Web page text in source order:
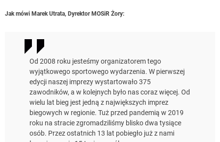
Jak mówi Marek Utrata, Dyrektor MOSiR Żory:
Od 2008 roku jesteśmy organizatorem tego
wyjątkowego sportowego wydarzenia. W pierwszej
edycji naszej imprezy wystartowało 375
zawodników, a w kolejnych było nas coraz więcej. Od
wielu lat bieg jest jedną z największych imprez
biegowych w regionie. Tuż przed pandemią w 2019
roku na stracie zgromadziliśmy blisko dwa tysiące
osób. Przez ostatnich 13 lat pobiegło już z nami